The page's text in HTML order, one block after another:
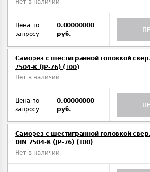
Нет в наличии
Цена по
запросу
0.00000000
руб.
Саморез с шестигранной головкой
7504-K (JP-76) (100)
Нет в наличии
Цена по
запросу
0.00000000
руб.
Саморез с шестигранной головкой
DIN 7504-K (JP-76) (100)
Нет в наличии